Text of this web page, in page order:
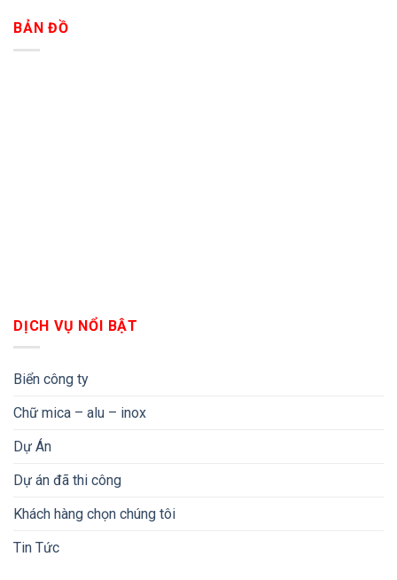
BẢN ĐỒ
DỊCH VỤ NỔI BẬT
Biển công ty
Chữ mica – alu – inox
Dự Án
Dự án đã thi công
Khách hàng chọn chúng tôi
Tin Tức